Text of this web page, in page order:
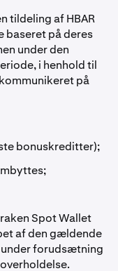
tildeling af HBAR
baseret på deres
under den
i henhold til
på
bonuskreditter);
Spot Wallet
af den gældende
forudsætning